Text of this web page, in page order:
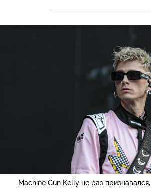
Machine Gun Kelly не раз признавался,